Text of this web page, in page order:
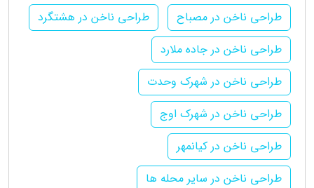
طراحی ناخن در مصباح
طراحی ناخن در هشتگرد
طراحی ناخن در جاده ملارد
طراحی ناخن در شهرک وحدت
طراحی ناخن در شهرک اوج
طراحی ناخن در کیانمهر
طراحی ناخن در سایر محله ها